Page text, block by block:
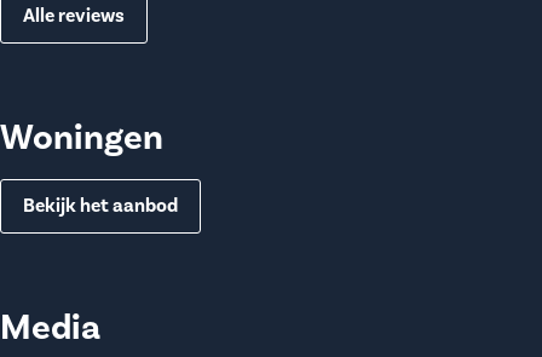
Alle reviews
Woningen
Bekijk het aanbod
Media